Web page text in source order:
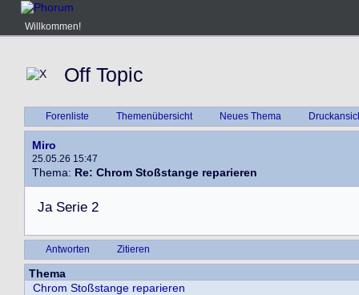
Willkommen!
Off Topic
Forenliste Themenübersicht Neues Thema
Miro
25.05.26 15:47
Thema: Re: Chrom Stoßstange reparieren
Ja Serie 2
Antworten Zitieren
Thema
Chrom Stoßstange reparieren